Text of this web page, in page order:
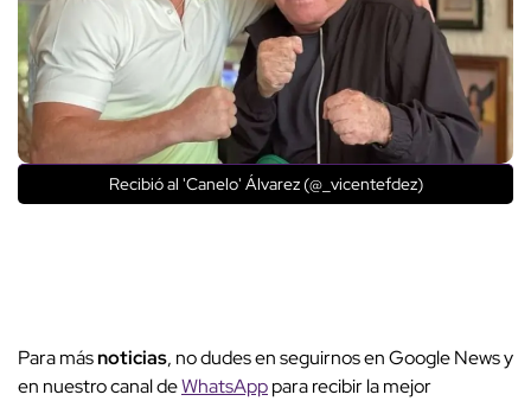
Recibió al 'Canelo' Álvarez (@_vicentefdez)
Para másnoticias, no dudes en seguirnos en Google News y
en nuestro canal deWhatsApppara recibir la mejor